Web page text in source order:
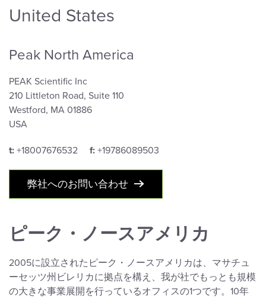
United States
Peak North America
PEAK Scientific Inc
210 Littleton Road, Suite 110
Westford, MA 01886
USA
t: +18007676532 f: +19786089503
弊社へのお問い合わせ
ピーク・ノースアメリカ
2005に設立されたピーク・ノースアメリカは、マサチュ
ーセッツ州ビレリカに拠点を構え、我が社でもっとも規模
の大きな事業展開を行っているオフィスの1つです。10年